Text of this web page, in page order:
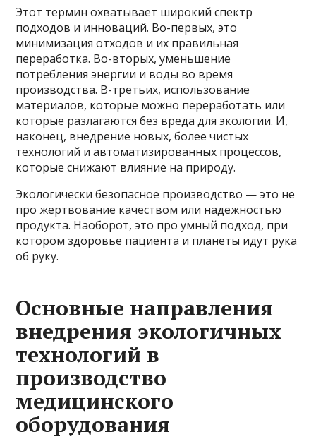
Этот термин охватывает широкий спектр
подходов и инноваций. Во-первых, это
минимизация отходов и их правильная
переработка. Во-вторых, уменьшение
потребления энергии и воды во время
производства. В-третьих, использование
материалов, которые можно переработать или
которые разлагаются без вреда для экологии. И,
наконец, внедрение новых, более чистых
технологий и автоматизированных процессов,
которые снижают влияние на природу.
Экологически безопасное производство — это не
про жертвование качеством или надежностью
продукта. Наоборот, это про умный подход, при
котором здоровье пациента и планеты идут рука
об руку.
Основные направления
внедрения экологичных
технологий в
производство
медицинского
оборудования